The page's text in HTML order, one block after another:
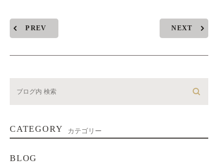
PREV NEXT
CATEGORY カテゴリー
BLOG